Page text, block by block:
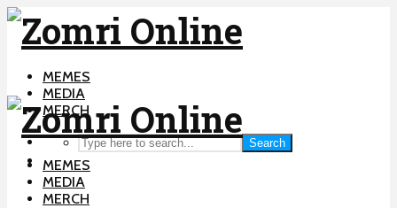
MEMES
MEDIA
MERCH
Search
MEMES
MEDIA
MERCH